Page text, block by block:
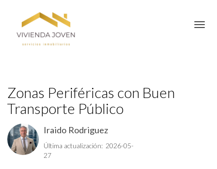
Zonas Periféricas con Buen
Transporte Público
Iraido Rodriguez
Última actualización: 2026-05-
27